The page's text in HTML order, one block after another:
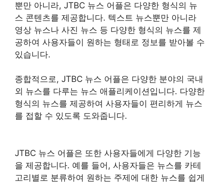
뿐만 아니라, JTBC 뉴스 어플은 다양한 형식의 뉴
스 콘텐츠를 제공합니다. 텍스트 뉴스뿐만 아니라
영상 뉴스나 사진 뉴스 등 다양한 형식의 뉴스를 제
공하여 사용자들이 원하는 형태로 정보를 받아볼 수
있습니다.
종합적으로, JTBC 뉴스 어플은 다양한 분야의 국내
외 뉴스를 다루는 뉴스 애플리케이션입니다. 다양한
형식의 뉴스를 제공하여 사용자들이 편리하게 뉴스
를 접할 수 있도록 도와줍니다.
JTBC 뉴스 어플은 또한 사용자들에게 다양한 기능
을 제공합니다. 예를 들어, 사용자들은 뉴스를 카테
고리별로 분류하여 원하는 주제에 대한 뉴스를 쉽게